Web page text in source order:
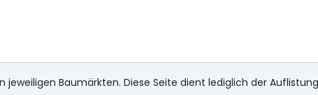
Baumärkten. Diese Seite dient lediglich der